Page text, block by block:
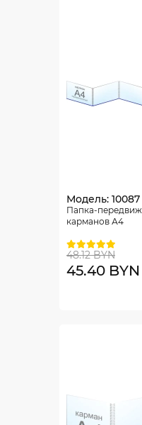
Модель: 10087
Папка-
карманов А4
48.12 BYN
45.40 BYN